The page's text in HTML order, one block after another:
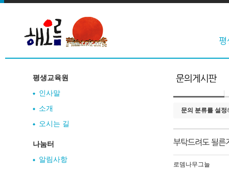
평생교육원
인사말
소개
오시는 길
나눔터
알림사항
문의 분류를 설정
로뎀나무그늘